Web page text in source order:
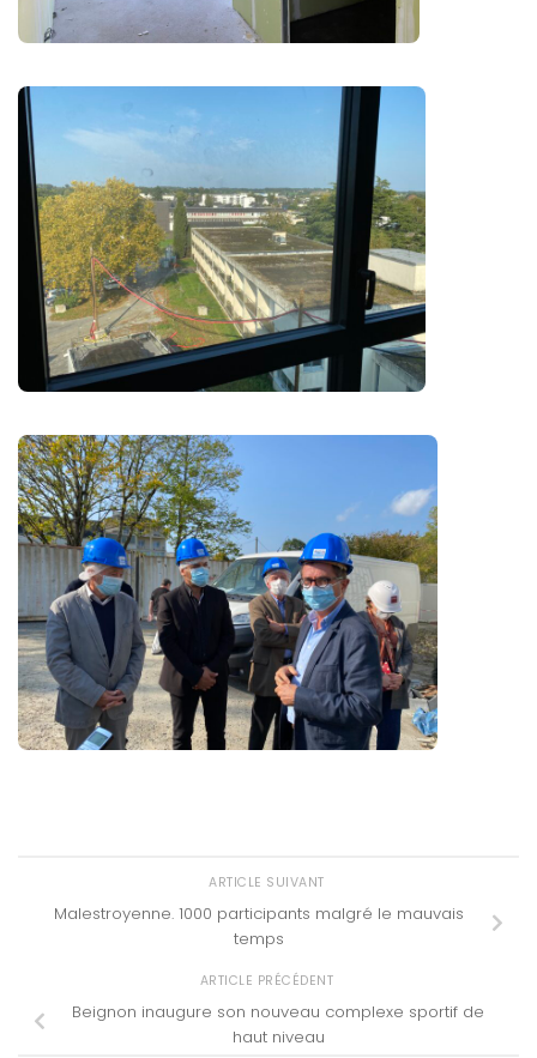
ARTICLE SUIVANT
Malestroyenne. 1000 participants malgré le mauvais
temps
ARTICLE PRÉCÉDENT
Beignon inaugure son nouveau complexe sportif de
haut niveau